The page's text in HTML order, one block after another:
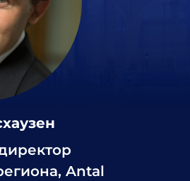
Antal